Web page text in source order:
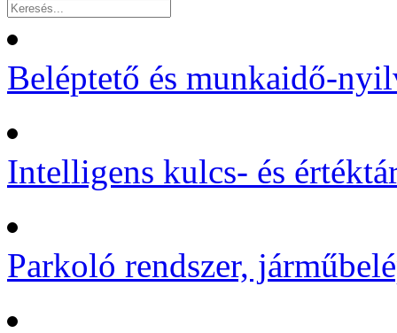
Beléptető és munkaidő-
Intelligens kulcs- és
Parkoló rendszer,